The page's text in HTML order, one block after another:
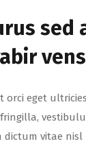
sed
vens
orci eget
dictum vitae nisl